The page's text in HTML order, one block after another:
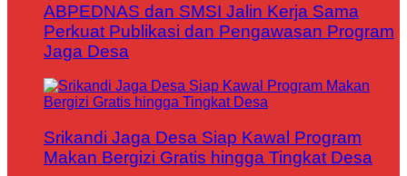
ABPEDNAS dan SMSI Jalin Kerja Sama
Perkuat Publikasi dan Pengawasan Program
Jaga Desa
Srikandi Jaga Desa Siap Kawal Program
Makan Bergizi Gratis hingga Tingkat Desa